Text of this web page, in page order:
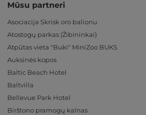
Mūsu partneri
Asociacija Skrisk oro balionu
Atostogų parkas (Žibininkai)
Atpūtas vieta "Buki" MiniZoo BUKS
Auksinės kopos
Baltic Beach Hotel
Baltvilla
Bellevue Park Hotel
Birštono pramogų kalnas